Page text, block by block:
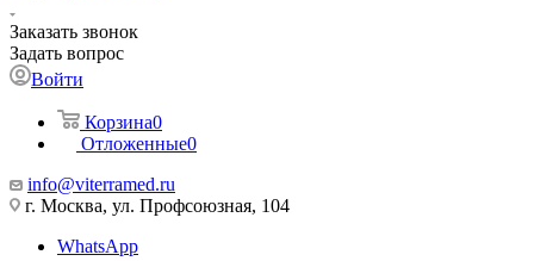
Заказать звонок
Задать вопрос
Войти
Корзина0
Отложенные0
info@viterramed.ru
г. Москва, ул. Профсоюзная, 104
WhatsApp